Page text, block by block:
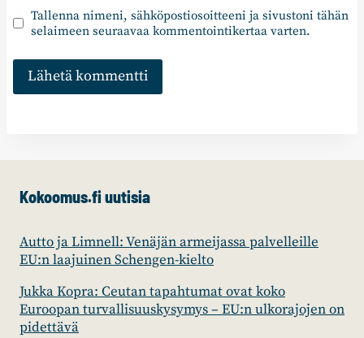
Tallenna nimeni, sähköpostiosoitteeni ja sivustoni tähän
selaimeen seuraavaa kommentointikertaa varten.
Kokoomus.fi uutisia
Autto ja Limnell: Venäjän armeijassa palvelleille
EU:n laajuinen Schengen-kielto
Jukka Kopra: Ceutan tapahtumat ovat koko
Euroopan turvallisuuskysymys – EU:n ulkorajojen on
pidettävä